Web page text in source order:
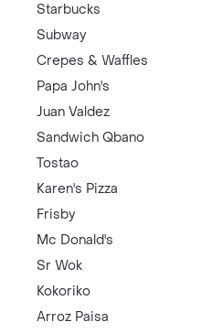
Starbucks
Subway
Crepes & Waffles
Papa John's
Juan Valdez
Sandwich Qbano
Tostao
Karen's Pizza
Frisby
Mc Donald's
Sr Wok
Kokoriko
Arroz Paisa